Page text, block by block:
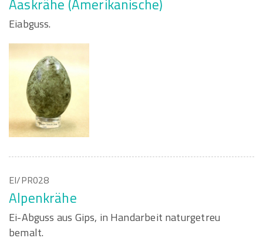
Aaskrähe (Amerikanische)
Eiabguss.
EI/PR028
Alpenkrähe
Ei-Abguss aus Gips, in Handarbeit naturgetreu
bemalt.